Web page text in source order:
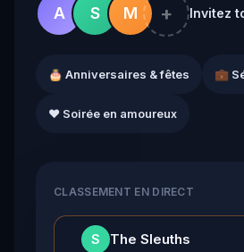
A S M + Invitez
🎂 Anniversaires & fêtes 💼
❤️ Soirée en amoureux
CLASSEMENT EN DIRECT
S The Sleuths